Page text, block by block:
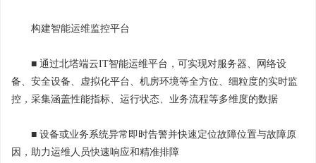
构建智能运维监控平台
■ 通过北塔端云IT智能运维平台，可实现对服务器、网络设
备、安全设备、虚拟化平台、机房环境等全方位、细粒度的实时监
控，采集涵盖性能指标、运行状态、业务流程等多维度的数据
■ 设备或业务系统异常即时告警并快速定位故障位置与故障原
因，助力运维人员快速响应和精准排障